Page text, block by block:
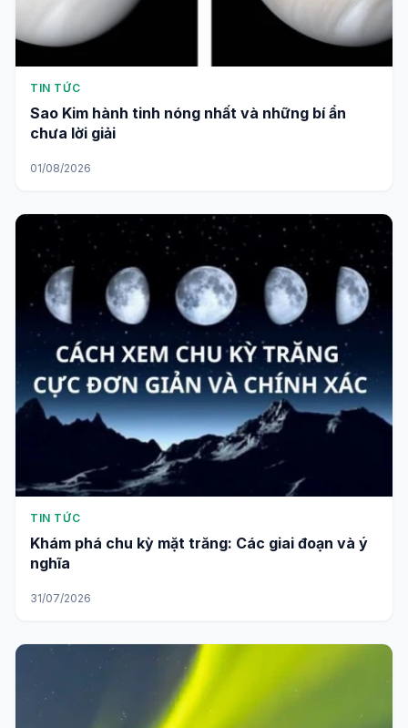
TIN TỨC
Sao Kim hành tinh nóng nhất và những bí ẩn
chưa lời giải
01/08/2026
TIN TỨC
Khám phá chu kỳ mặt trăng: Các giai đoạn và ý
nghĩa
31/07/2026